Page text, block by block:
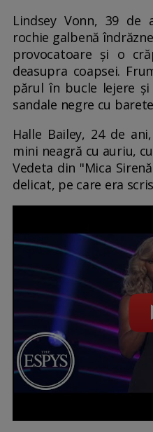
Lindsey Vonn, 39
rochie galbenă
provocatoare și o
deasupra coapsei.
părul în bucle lejere
sandale negre cu
Halle Bailey, 24 de
mini neagră cu auriu,
Vedeta din "Mica
delicat, pe care era